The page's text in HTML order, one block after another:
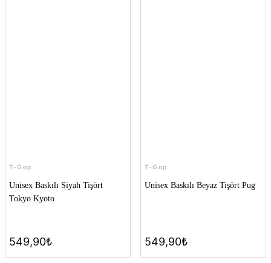
T-Gop
Unisex Baskılı Siyah Tişört
Tokyo Kyoto
549,90₺
T-Gop
Unisex Baskılı Beyaz Tişört Pug
549,90₺